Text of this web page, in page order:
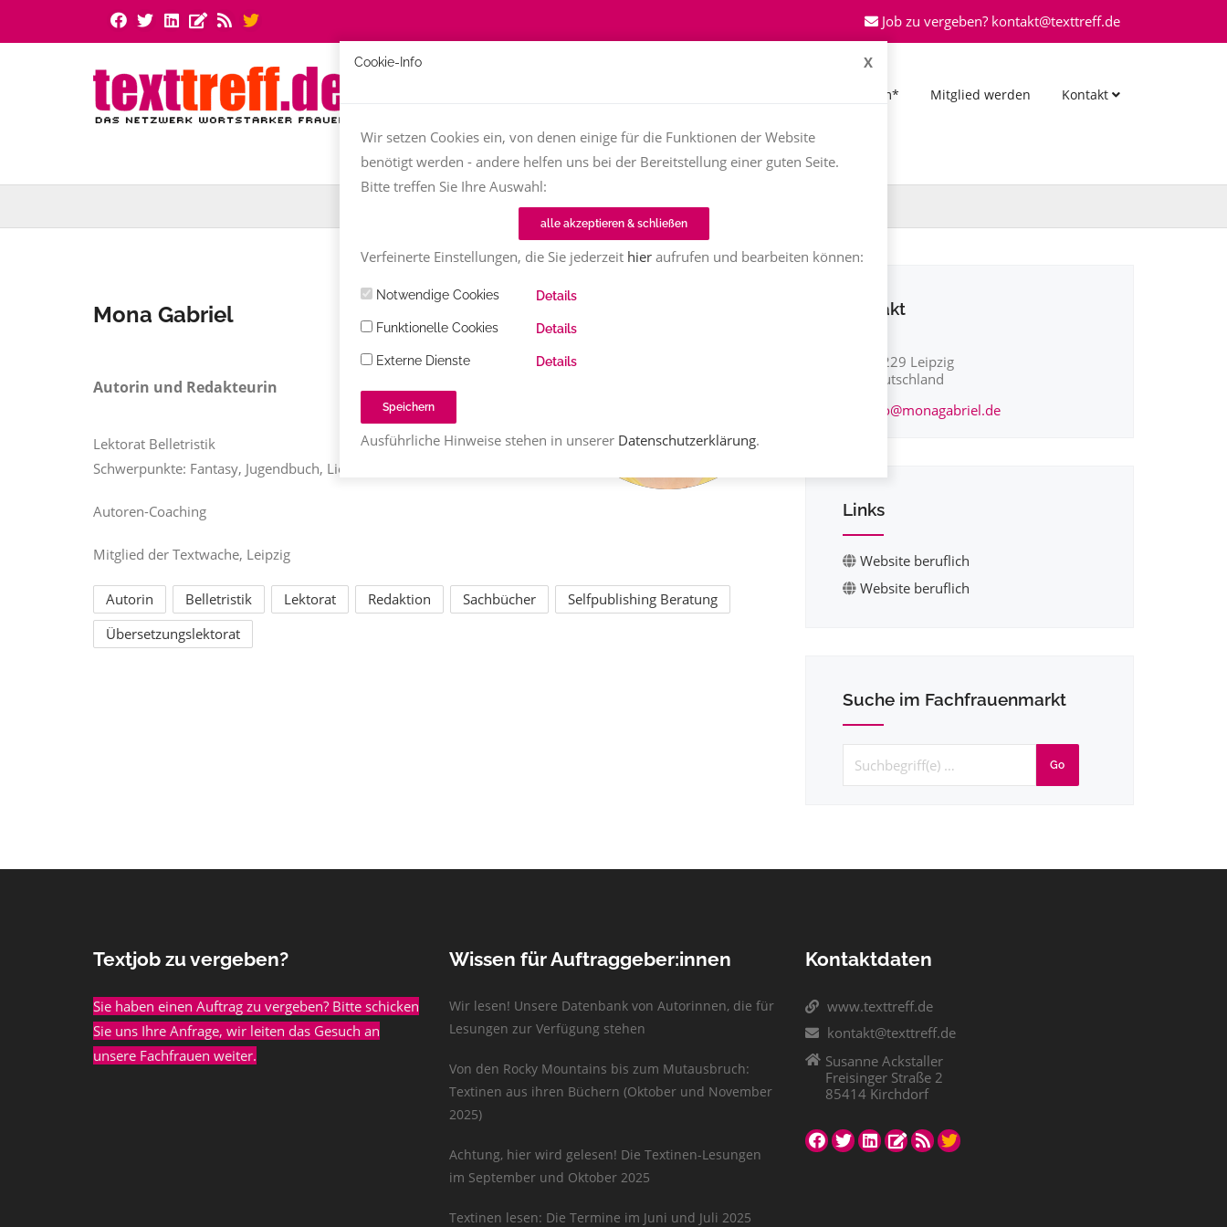
Job zu vergeben? kontakt@texttreff.de
*Forum* Mitglied werden Kontakt
Home Fachfrauenmarkt Mona Gabriel
Mona Gabriel
Autorin und Redakteurin
Lektorat Belletristik
Schwerpunkte: Fantasy, Jugendbuch, Liebesroman
Autoren-Coaching
Mitglied der Textwache, Leipzig
Autorin Belletristik Lektorat Redaktion Sachbücher
Selfpublishing Beratung
Übersetzungslektorat
Kontakt
04229 Leipzig
Deutschland
info@monagabriel.de
Links
Website beruflich
Website beruflich
Suche im Fachfrauenmarkt
Go
Textjob zu vergeben?
Sie haben einen Auftrag zu vergeben? Bitte schicken
Sie uns Ihre Anfrage, wir leiten das Gesuch an
unsere Fachfrauen weiter.
Wissen für Auftraggeber:innen
Wir lesen! Unsere Datenbank von Autorinnen, die für
Lesungen zur Verfügung stehen
Von den Rocky Mountains bis zum Mutausbruch:
Textinen aus ihren Büchern (Oktober und November
2025)
Achtung, hier wird gelesen! Die Textinen-Lesungen
im September und Oktober 2025
Textinen lesen: Die Termine im Juni und Juli 2025
Kontaktdaten
www.texttreff.de
kontakt@texttreff.de
Susanne Ackstaller
Freisinger Straße 2
85414 Kirchdorf
Cookie-Info X
Wir setzen Cookies ein, von denen einige für die Funktionen der Website
benötigt werden - andere helfen uns bei der Bereitstellung einer guten Seite.
Bitte treffen Sie Ihre Auswahl:
alle akzeptieren & schließen
Verfeinerte Einstellungen, die Sie jederzeit hieraufrufen und bearbeiten können:
Notwendige Cookies Details
Funktionelle Cookies Details
Externe Dienste Details
Speichern
Ausführliche Hinweise stehen in unserer Datenschutzerklärung.